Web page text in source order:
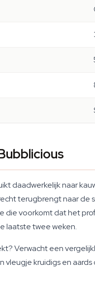
daadwerkelijk naar
terugbrengt naar
voorkomt dat het
laatste twee weken.
Verwacht een
kruidigs en